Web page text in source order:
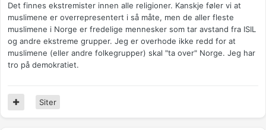
Det finnes ekstremister innen alle religioner. Kanskje føler vi at
muslimene er overrepresentert i så måte, men de aller fleste
muslimene i Norge er fredelige mennesker som tar avstand fra ISIL
og andre ekstreme grupper. Jeg er overhode ikke redd for at
muslimene (eller andre folkegrupper) skal "ta over" Norge. Jeg har
tro på demokratiet.
Siter